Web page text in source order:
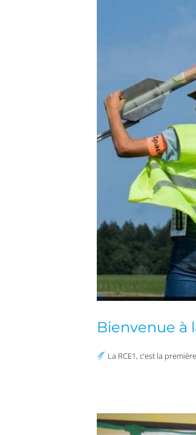
Bienvenue à
La RCE1, c’est la